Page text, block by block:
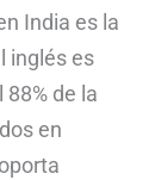
India es la
inglés es
de la
en